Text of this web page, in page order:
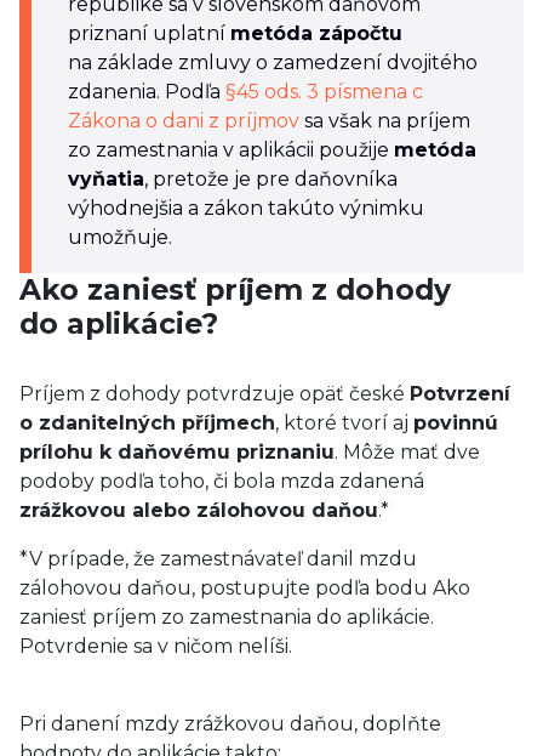
priznaní uplatní metóda zápočtu
na základe zmluvy o zamedzení dvojitého
zdanenia. Podľa §45 ods. 3 písmena c
Zákona o dani z príjmov sa však na príjem
zo zamestnania v aplikácii použije metóda
vyňatia, pretože je pre daňovníka
výhodnejšia a zákon takúto výnimku
umožňuje.
Ako zaniesť príjem z dohody
do aplikácie?
Príjem z dohody potvrdzuje opäť české Potvrzení
o zdanitelných příjmech, ktoré tvorí aj povinnú
prílohu k daňovému priznaniu. Môže mať dve
podoby podľa toho, či bola mzda zdanená
zrážkovou alebo zálohovou daňou.*
*V prípade, že zamestnávateľ danil mzdu
zálohovou daňou, postupujte podľa bodu Ako
zaniesť príjem zo zamestnania do aplikácie.
Potvrdenie sa v ničom nelíši.
Pri danení mzdy zrážkovou daňou, doplňte